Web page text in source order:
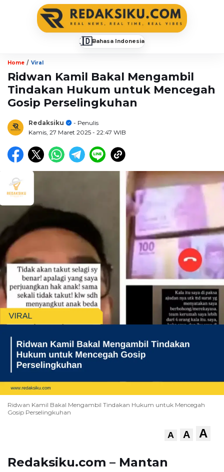
🇮🇩Bahasa Indonesia
Home / Viral
Ridwan Kamil Bakal Mengambil
Tindakan Hukum untuk Mencegah
Gosip Perselingkuhan
Redaksiku
- Penulis
Kamis, 27 Maret 2025 - 22:47 WIB
Ridwan Kamil Bakal Mengambil Tindakan Hukum untuk Mencegah
Gosip Perselingkuhan
A A A
Redaksiku.com – Mantan